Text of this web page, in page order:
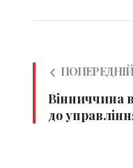
Вінниччина
до